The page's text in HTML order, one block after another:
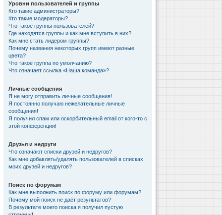
Уровни пользователей и группы
Кто такие администраторы?
Кто такие модераторы?
Что такое группы пользователей?
Где находятся группы и как мне вступить в них?
Как мне стать лидером группы?
Почему названия некоторых групп имеют разные
цвета?
Что такое группа по умолчанию?
Что означает ссылка «Наша команда»?
Личные сообщения
Я не могу отправить личные сообщения!
Я постоянно получаю нежелательные личные
сообщения!
Я получил спам или оскорбительный email от кого-то с
этой конференции!
Друзья и недруги
Что означают списки друзей и недругов?
Как мне добавлять/удалять пользователей в списках
моих друзей и недругов?
Поиск по форумам
Как мне выполнить поиск по форуму или форумам?
Почему мой поиск не даёт результатов?
В результате моего поиска я получил пустую